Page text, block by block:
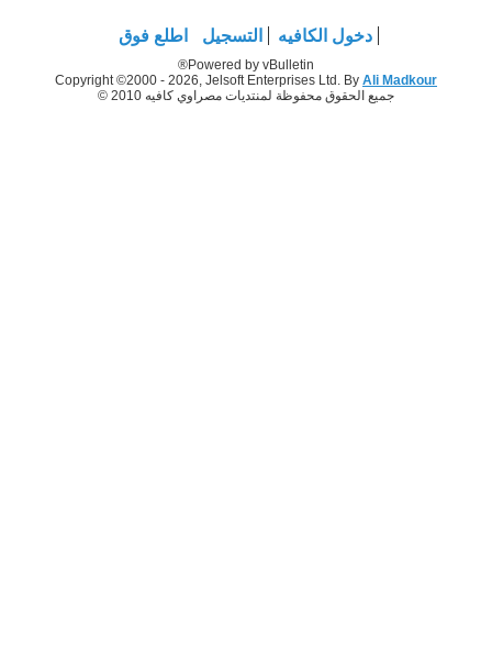
دخول الكافيه التسجيل اطلع فوق
Powered by vBulletin®
Copyright ©2000 - 2026, Jelsoft Enterprises Ltd. By Ali Madkour
جميع الحقوق محفوظة لمنتديات مصراوي كافيه 2010 ©